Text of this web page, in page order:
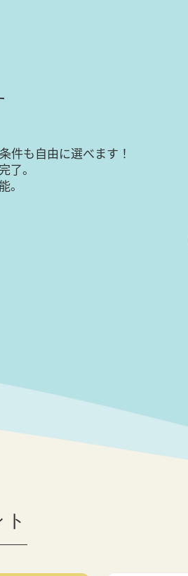
件も自由に選べます！
了。
。